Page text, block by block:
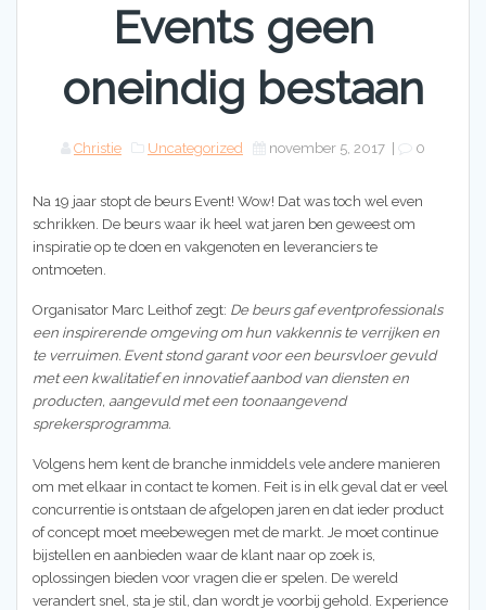
Events geen
oneindig bestaan
Christie Uncategorized november 5, 2017 0
Na 19 jaar stopt de beurs Event! Wow! Dat was toch wel even
schrikken. De beurs waar ik heel wat jaren ben geweest om
inspiratie op te doen en vakgenoten en leveranciers te
ontmoeten.
Organisator Marc Leithof zegt: De beurs gaf eventprofessionals
een inspirerende omgeving om hun vakkennis te verrijken en
te verruimen. Event stond garant voor een beursvloer gevuld
met een kwalitatief en innovatief aanbod van diensten en
producten, aangevuld met een toonaangevend
sprekersprogramma.
Volgens hem kent de branche inmiddels vele andere manieren
om met elkaar in contact te komen. Feit is in elk geval dat er veel
concurrentie is ontstaan de afgelopen jaren en dat ieder product
of concept moet meebewegen met de markt. Je moet continue
bijstellen en aanbieden waar de klant naar op zoek is,
oplossingen bieden voor vragen die er spelen. De wereld
verandert snel, sta je stil, dan wordt je voorbij gehold. Experience